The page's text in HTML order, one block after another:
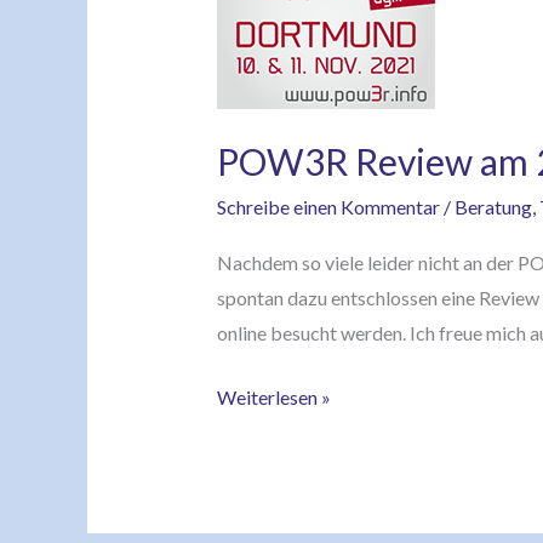
POW3R Review
Schreibe einen Kommentar / Beratung,
Nachdem so viele leider nicht an der
spontan dazu entschlossen eine
online besucht werden. Ich freue mich
23.
Weiterlesen »